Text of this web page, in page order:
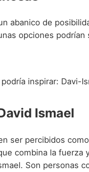
abanico de
opciones podrían
inspirar: Davi-
Ismael
ser percibidos
combina la fuerza
Son personas